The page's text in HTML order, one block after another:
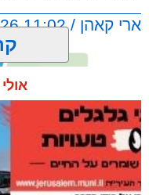
מיניבוס ישראלי
ארי קאהן / 11:02 06.08.26
תגים:עיריית ירושלים
חופשית, יוסי חביליו
החרדית, עולם